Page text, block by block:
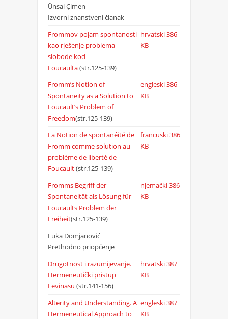
Ünsal Çimen
Izvorni znanstveni članak
Frommov pojam spontanosti
kao rješenje problema
slobode kod
Foucaulta(str.125-139)
hrvatski386
KB
Fromm’s Notion of
Spontaneity as a Solution to
Foucault’s Problem of
Freedom(str.125-139)
engleski386
KB
La Notion de spontanéité de
Fromm comme solution au
problème de liberté de
Foucault(str.125-139)
francuski386
KB
Fromms Begriff der
Spontaneität als Lösung für
Foucaults Problem der
Freiheit(str.125-139)
njemački386
KB
Luka Domjanović
Prethodno priopćenje
Drugotnost i razumijevanje.
Hermeneutički pristup
Levinasu (str.141-156)
hrvatski387
KB
Alterity and Understanding. A
Hermeneutical Approach to
engleski387
KB